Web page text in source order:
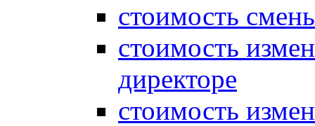
стоимость
стоимость
директоре
стоимость